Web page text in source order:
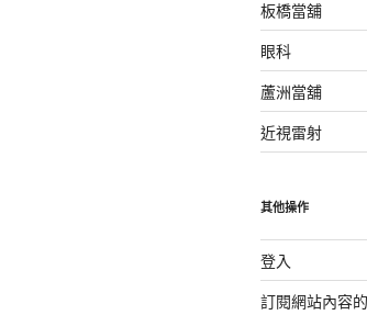
板橋當舖
眼科
蘆洲當舖
近視雷射
其他操作
登入
訂閱網站內容